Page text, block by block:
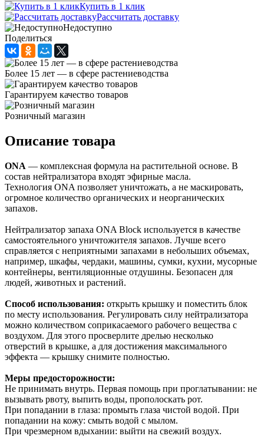
Купить в 1 клик
Рассчитать доставку
Недоступно
Поделиться
Более 15 лет — в сфере растениеводства
Гарантируем качество товаров
Розничный магазин
Описание товара
ONA — комплексная формула на растительной основе. В
состав нейтрализатора входят эфирные масла.
Технология ONA позволяет уничтожать, а не маскировать,
огромное количество органических и неорганических
запахов.
Нейтрализатор запаха ONA Block используется в качестве
самостоятельного уничтожителя запахов. Лучше всего
справляется с неприятными запахами в небольших объемах,
например, шкафы, чердаки, машины, сумки, кухни, мусорные
контейнеры, вентиляционные отдушины. Безопасен для
людей, животных и растений.
Способ использования: открыть крышку и поместить блок
по месту использования. Регулировать силу нейтрализатора
можно количеством соприкасаемого рабочего вещества с
воздухом. Для этого просверлите дрелью несколько
отверстий в крышке, а для достижения максимального
эффекта — крышку снимите полностью.
Меры предосторожности:
Не принимать внутрь. Первая помощь при проглатывании: не
вызывать рвоту, выпить воды, прополоскать рот.
При попадании в глаза: промыть глаза чистой водой. При
попадании на кожу: смыть водой с мылом.
При чрезмерном вдыхании: выйти на свежий воздух.